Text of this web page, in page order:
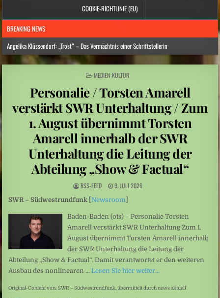
COOKIE-RICHTLINIE (EU)
BREAKING NEWS
Angelika Klüssendorf: „Trost“ – Das Vermächtnis einer Schriftstellerin
Hitzewelle: Städte- und Gemeindebund fordert „nationalen Kraftakt für
Niedrige Wasserstände: Auf Rekordtief
Umweltkatastrophe: Drohende Ölkatastrophe vor der Küste des Oman
Sexualisierte Gewalt: Starr vor Angst
POSTED
MEDIEN-KULTUR
Personalie / Torsten Amarell
verstärkt SWR Unterhaltung / Zum
1. August übernimmt Torsten
Amarell innerhalb der SWR
Unterhaltung die Leitung der
Abteilung „Show & Factual“
RSS-FEED 9. JULI 2026
SWR – Südwestrundfunk [Newsroom]
Baden-Baden (ots) – Personalie Torsten
Amarell verstärkt SWR Unterhaltung Zum 1.
August übernimmt Torsten Amarell innerhalb
der SWR Unterhaltung die Leitung der
Abteilung „Show & Factual“. Damit verantwortet er den weiteren
Ausbau des nonlinearen … Lesen Sie hier weiter…
Original-Content von: SWR – Südwestrundfunk, übermittelt durch news aktuell